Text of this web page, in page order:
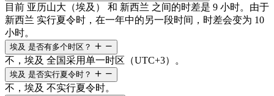
目前 亚历山大（埃及） 和 新西兰 之间的时差是 9 小时。由于
新西兰 实行夏令时，在一年中的另一段时间，时差会变为 10
小时。
埃及 是否有多个时区？
不，埃及 全国采用单一时区（UTC+3）。
埃及 是否实行夏令时？
不，埃及 不实行夏令时。